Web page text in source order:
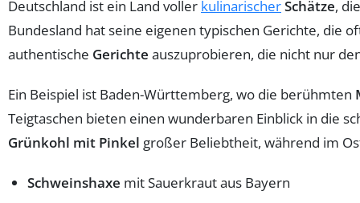
Deutschland ist ein Land voller kulinarischerSchätze,
Bundesland hat seine eigenen typischen Gerichte, die
authentische Gerichte auszuprobieren, die nicht nur
Ein Beispiel ist Baden-Württemberg, wo die berühmten
Teigtaschen bieten einen wunderbaren Einblick in die
Grünkohl mit Pinkel großer Beliebtheit, während im
Schweinshaxe mit Sauerkraut aus Bayern